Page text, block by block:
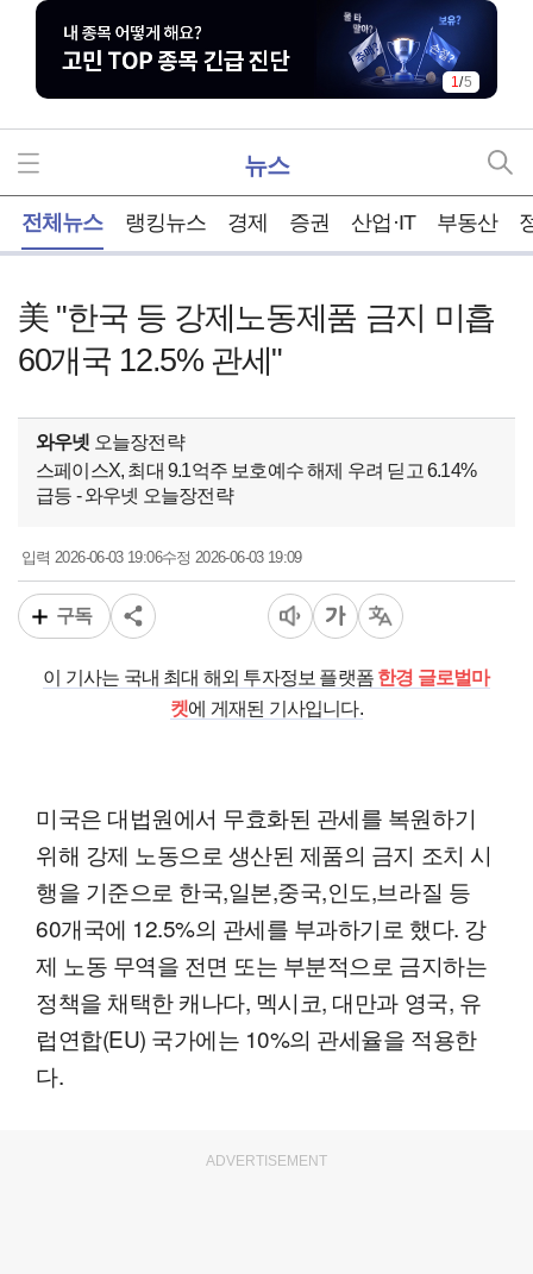
1/5
뉴스
전체뉴스 랭킹뉴스 경제 증권 산업·IT 부동산
美 "한국 등 강제노동제품 금지 미흡
60개국 12.5% 관세"
와우넷 오늘장전략
스페이스X, 최대 9.1억주 보호예수 해제 우려 딛고 6.14%
급등 - 와우넷 오늘장전략
입력2026-06-03 19:06수정 2026-06-03 19:09
구독
이 기사는 국내 최대 해외 투자정보 플랫폼 한경 글로벌마
켓에 게재된 기사입니다.
미국은 대법원에서 무효화된 관세를 복원하기
위해 강제 노동으로 생산된 제품의 금지 조치 시
행을 기준으로 한국,일본,중국,인도,브라질 등
60개국에 12.5%의 관세를 부과하기로 했다. 강
제 노동 무역을 전면 또는 부분적으로 금지하는
정책을 채택한 캐나다, 멕시코, 대만과 영국, 유
럽연합(EU) 국가에는 10%의 관세율을 적용한
다.
ADVERTISEMENT